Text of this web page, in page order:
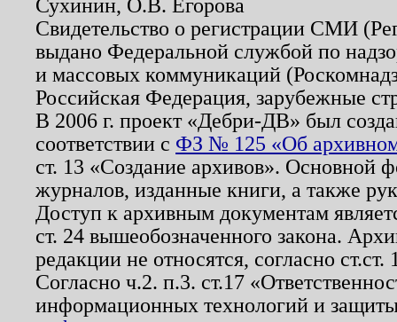
Сухинин, О.В. Егорова
Свидетельство о регистрации СМИ
выдано Федеральной службой по
и массовых коммуникаций
Российская Федерация, зарубежные
В 2006 г. проект «Дебри-ДВ» был
соответствии с ФЗ № 125 «Об
ст. 13 «Создание архивов». Основной
журналов, изданные книги, а также
Доступ к архивным документам
ст. 24 вышеобозначенного закона.
редакции не относятся, согласно
Согласно ч.2. п.3. ст.17
информационных технологий и